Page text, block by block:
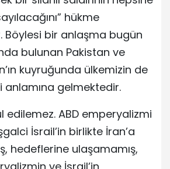
hükme
Böylesi bir anlaşma bugün
bulunan Pakistan ve
kuyruğunda ülkemizin de
gelmektedir.
edilemez. ABD emperyalizmi
İsrail’in birlikte İran’a
hedeflerine ulaşamamış,